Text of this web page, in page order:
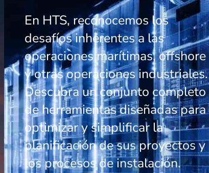
En HTS, reconocemos los
desafíos inherentes a las
operaciones marítimas, offshore
y otras operaciones industriales.
Descubra un conjunto completo
de herramientas diseñadas para
optimizar y simplificar la
planificación de sus proyectos y
los procesos de instalación.